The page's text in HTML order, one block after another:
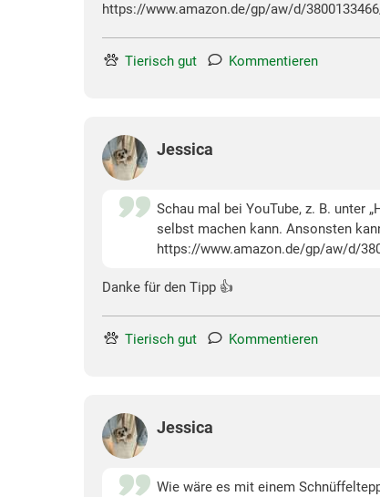
https://www.amazon.de/gp/aw/d/
Tierisch gut Kommentieren
Jessica
Schau mal bei YouTube, z. B. unter
selbst machen kann. Ansonsten
https://www.amazon.de/gp/aw/d/
Danke für den Tipp 👍
Tierisch gut Kommentieren
Jessica
Wie wäre es mit einem